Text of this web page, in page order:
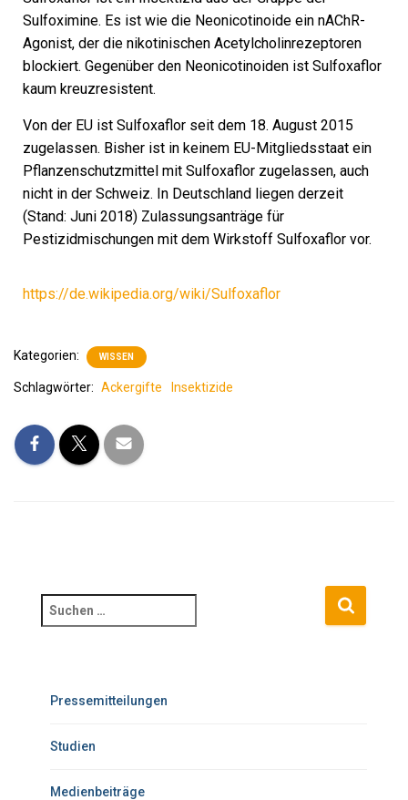
Sulfoximine. Es ist wie die Neonicotinoide ein nAChR-
Agonist, der die nikotinischen Acetylcholinrezeptoren
blockiert. Gegenüber den Neonicotinoiden ist Sulfoxaflor
kaum kreuzresistent.
Von der EU ist Sulfoxaflor seit dem 18. August 2015
zugelassen. Bisher ist in keinem EU-Mitgliedsstaat ein
Pflanzenschutzmittel mit Sulfoxaflor zugelassen, auch
nicht in der Schweiz. In Deutschland liegen derzeit
(Stand: Juni 2018) Zulassungsanträge für
Pestizidmischungen mit dem Wirkstoff Sulfoxaflor vor.
https://de.wikipedia.org/wiki/Sulfoxaflor
Kategorien: WISSEN
Schlagwörter: Ackergifte Insektizide
Pressemitteilungen
Studien
Medienbeiträge